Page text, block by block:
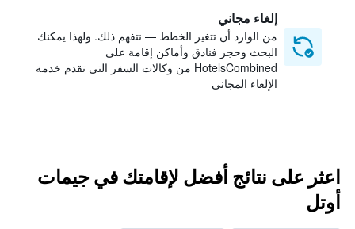
إلغاء مجاني
من الوارد أن تتغير الخطط — نتفهم ذلك. ولهذا يمكنك
البحث وحجز فنادق وأماكن إقامة على
HotelsCombined من وكالات السفر التي تقدم خدمة
الإلغاء المجاني
اعثر على نتائج أفضل لإقامتك في جيمات
أوتل